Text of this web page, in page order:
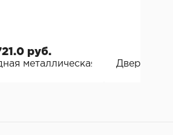
руб.
металлическая Металюкс
Дверь